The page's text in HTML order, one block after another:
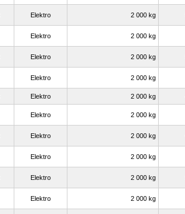
Elektro 2 000 kg
Elektro 2 000 kg
Elektro 2 000 kg
Elektro 2 000 kg
Elektro 2 000 kg
Elektro 2 000 kg
Elektro 2 000 kg
Elektro 2 000 kg
Elektro 2 000 kg
Elektro 2 000 kg